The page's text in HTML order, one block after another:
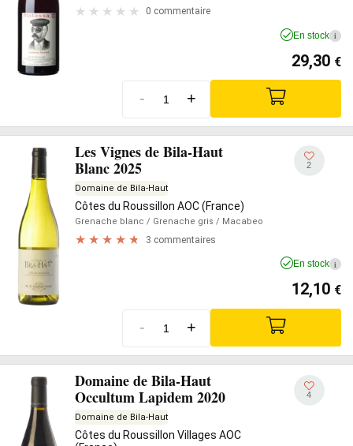
0 commentaire
En stock i
29,30 €
- +
Les Vignes de Bila-Haut
Blanc 2025
Domaine de Bila-Haut
Côtes du Roussillon AOC (France)
Grenache blanc / Grenache gris / Macabeo
3 commentaires
2
En stock i
12,10 €
- +
Domaine de Bila-Haut
Occultum Lapidem 2020
Domaine de Bila-Haut
Côtes du Roussillon Villages AOC
4